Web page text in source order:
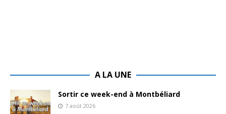
A LA UNE
Sortir ce week-end à Montbéliard
7 août 2026